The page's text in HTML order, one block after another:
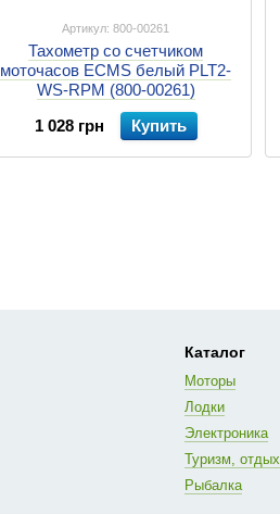
Артикул: 800-00261
Тахометр со счетчиком
моточасов ECMS белый PLT2-
WS-RPM (800-00261)
1 028 грн
Купить
Каталог
Моторы
Лодки
Электроника
Туризм, отдых
Рыбалка